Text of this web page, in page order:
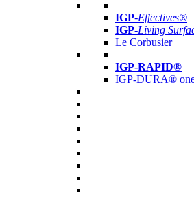
IGP-Effectives®
IGP-Living
Le Corbusier
IGP-RAPID®
IGP-DURA®